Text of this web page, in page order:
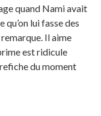
quand Nami avait
lui fasse des
Il aime
est ridicule
du moment